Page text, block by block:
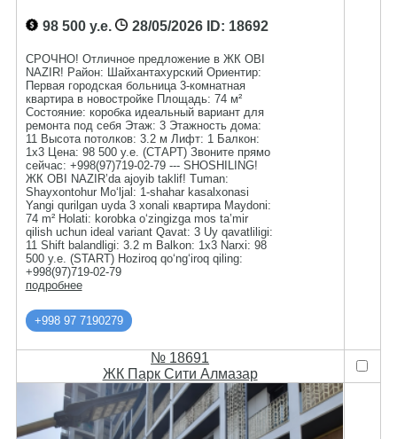
98 500 у.е. 28/05/2026ID: 18692
СРОЧНО! Отличное предложение в ЖК OBI
NAZIR! Район: Шайхантахурский Ориентир:
Первая городская больница 3-комнатная
квартира в новостройке Площадь: 74 м²
Состояние: коробка идеальный вариант для
ремонта под себя Этаж: 3 Этажность дома:
11 Высота потолков: 3.2 м Лифт: 1 Балкон:
1х3 Цена: 98 500 у.е. (СТАРТ) Звоните прямо
сейчас: +998(97)719-02-79 --- SHOSHILING!
ЖК OBI NAZIR’da ajoyib taklif! Tuman:
Shayxontohur Mo‘ljal: 1-shahar kasalxonasi
Yangi qurilgan uyda 3 xonali квартира Maydoni:
74 m² Holati: korobka o‘zingizga mos ta’mir
qilish uchun ideal variant Qavat: 3 Uy qavatliligi:
11 Shift balandligi: 3.2 m Balkon: 1x3 Narxi: 98
500 y.e. (START) Hoziroq qo‘ng‘iroq qiling:
+998(97)719-02-79
подробнее
+998 97 7190279
№ 18691
ЖК Парк Сити Алмазар